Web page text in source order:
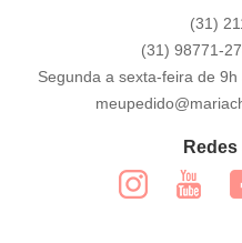
(31)
(31) 98771-
Segunda a sexta-feira de